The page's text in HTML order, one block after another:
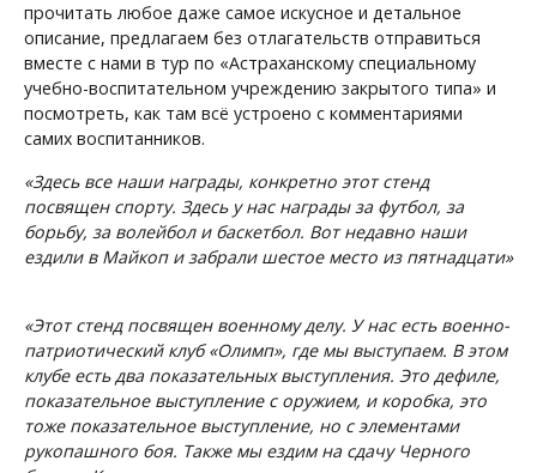
прочитать любое даже самое искусное и детальное
описание, предлагаем без отлагательств отправиться
вместе с нами в тур по «Астраханскому специальному
учебно-воспитательном учреждению закрытого типа» и
посмотреть, как там всё устроено с комментариями
самих воспитанников.
«Здесь все наши награды, конкретно этот стенд
посвящен спорту. Здесь у нас награды за футбол, за
борьбу, за волейбол и баскетбол. Вот недавно наши
ездили в Майкоп и забрали шестое место из пятнадцати»
«Этот стенд посвящен военному делу. У нас есть военно-
патриотический клуб «Олимп», где мы выступаем. В этом
клубе есть два показательных выступления. Это дефиле,
показательное выступление с оружием, и коробка, это
тоже показательное выступление, но с элементами
рукопашного боя. Также мы ездим на сдачу Черного